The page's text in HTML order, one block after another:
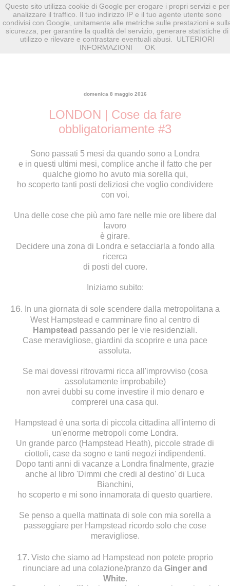
domenica 8 maggio 2016
LONDON | Cose da fare
obbligatoriamente #3
Sono passati 5 mesi da quando sono a Londra
e in questi ultimi mesi, complice anche il fatto che per
qualche giorno ho avuto mia sorella qui,
ho scoperto tanti posti deliziosi che voglio condividere
con voi.
Una delle cose che più amo fare nelle mie ore libere dal
lavoro
è girare.
Decidere una zona di Londra e setacciarla a fondo alla
ricerca
di posti del cuore.
Iniziamo subito:
16. In una giornata di sole scendere dalla metropolitana a
West Hampstead e camminare fino al centro di
Hampstead passando per le vie residenziali.
Case meravigliose, giardini da scoprire e una pace
assoluta.
Se mai dovessi ritrovarmi ricca all'improvviso (cosa
assolutamente improbabile)
non avrei dubbi su come investire il mio denaro e
comprerei una casa qui.
Hampstead è una sorta di piccola cittadina all'interno di
un'enorme metropoli come Londra.
Un grande parco (Hampstead Heath), piccole strade di
ciottoli, case da sogno e tanti negozi indipendenti.
Dopo tanti anni di vacanze a Londra finalmente, grazie
anche al libro 'Dimmi che credi al destino' di Luca
Bianchini,
ho scoperto e mi sono innamorata di questo quartiere.
Se penso a quella mattinata di sole con mia sorella a
passeggiare per Hampstead ricordo solo che cose
meravigliose.
17. Visto che siamo ad Hampstead non potete proprio
rinunciare ad una colazione/pranzo da Ginger and
White.
Questo sito utilizza cookie di Google per erogare i propri servizi e per
analizzare il traffico. Il tuo indirizzo IP e il tuo agente utente sono
condivisi con Google, unitamente alle metriche sulle prestazioni e
sicurezza, per garantire la qualità del servizio, generare statistiche di
utilizzo e rilevare e contrastare eventuali abusi.
ULTERIORI
INFORMAZIONI
OK